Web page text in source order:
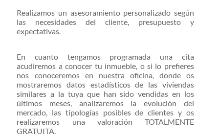
Realizamos un asesoramiento personalizado según
las necesidades del cliente, presupuesto y
expectativas.
En cuanto tengamos programada una cita
acudiremos a conocer tu inmueble, o si lo prefieres
nos conoceremos en nuestra oficina, donde os
mostraremos datos estadísticos de las viviendas
similares a la tuya que han sido vendidas en los
últimos meses, analizaremos la evolución del
mercado, las tipologías posibles de clientes y os
realizaremos una valoración TOTALMENTE
GRATUITA.